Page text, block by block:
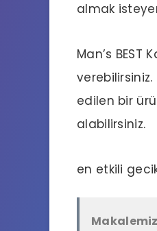
almak
Man’s BEST
edilen bir
alabilirsiniz.
en etkili